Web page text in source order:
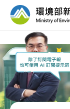
前往中央內容
環境部